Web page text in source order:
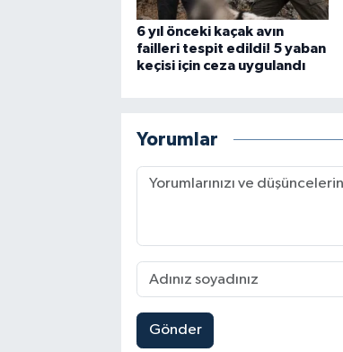
6 yıl önceki kaçak avın
failleri tespit edildi! 5 yaban
keçisi için ceza uygulandı
Yorumlar
Gönder